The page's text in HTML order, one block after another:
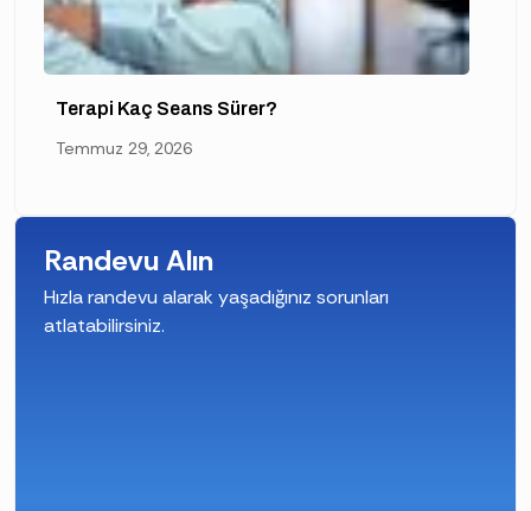
Terapi Kaç Seans Sürer?
Temmuz 29, 2026
Randevu Alın
Hızla randevu alarak yaşadığınız sorunları
atlatabilirsiniz.